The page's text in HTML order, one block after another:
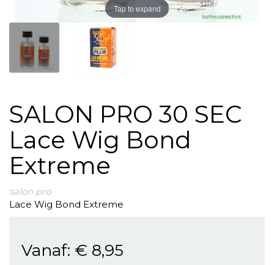
Tap to expand
SALON PRO 30 SEC
Lace Wig Bond
Extreme
salon pro
Lace Wig Bond Extreme
Vanaf: € 8,95